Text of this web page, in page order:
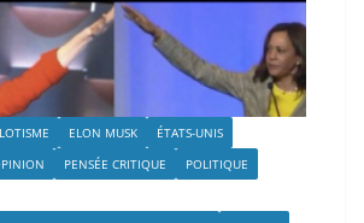
ELON MUSK
ÉTATS-UNIS
PENSÉE CRITIQUE
POLITIQUE